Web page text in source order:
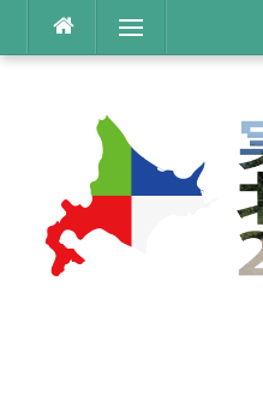
テ
メニュー